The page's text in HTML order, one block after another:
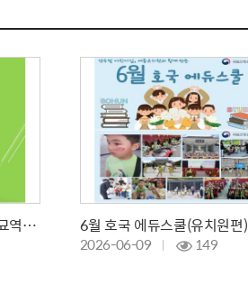
진사회모임현충탑참배 및 묘역순회 6월 호국 에듀스쿨(유치원편)
2026-06-09 149